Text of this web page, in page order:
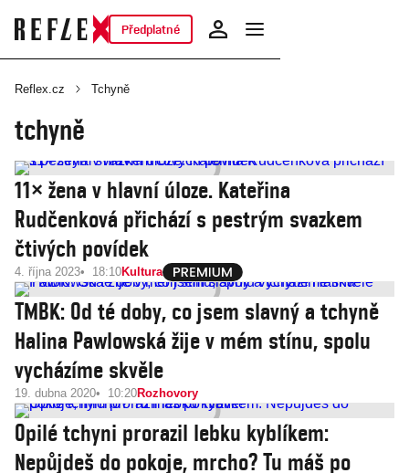
Předplatné
Reflex.cz Tchyně
tchyně
11× žena v hlavní úloze. Kateřina
Rudčenková přichází s pestrým svazkem
čtivých povídek
4. října 2023 18:10Kultura
TMBK: Od té doby, co jsem slavný a tchyně
Halina Pawlowská žije v mém stínu, spolu
vycházíme skvěle
19. dubna 2020 10:20Rozhovory
Opilé tchyni prorazil lebku kyblíkem:
Nepůjdeš do pokoje, mrcho? Tu máš po